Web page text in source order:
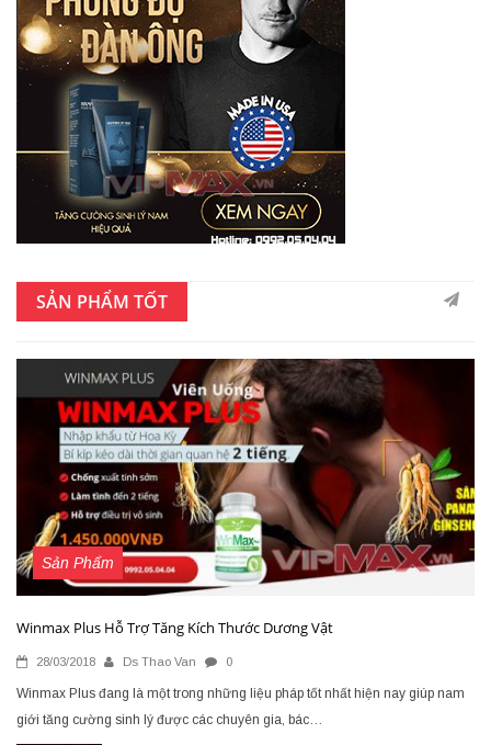
SẢN PHẨM TỐT
Sản Phẩm
Winmax Plus Hỗ Trợ Tăng Kích Thước Dương Vật
28/03/2018 Ds Thao Van 0
Winmax Plus đang là một trong những liệu pháp tốt nhất hiện nay giúp nam
giới tăng cường sinh lý được các chuyên gia, bác…